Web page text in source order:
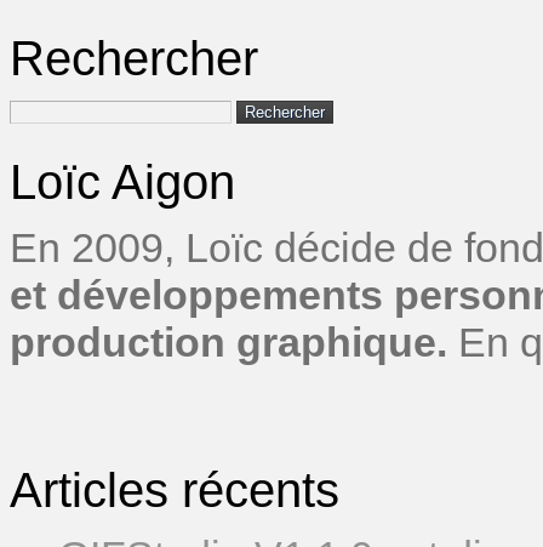
Rechercher
Loïc Aigon
En 2009, Loïc décide de
et développements
production graphique. En
Articles récents